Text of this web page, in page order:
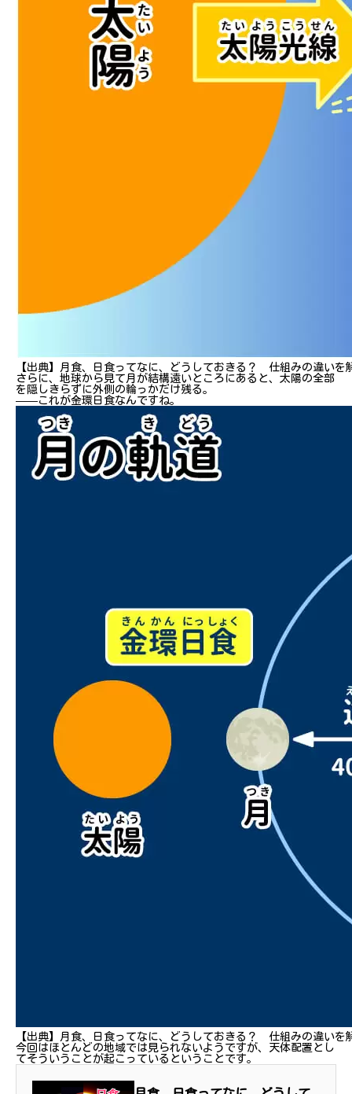
【出典】月食、日食ってなに、どうしておきる？ 仕組みの違いを
さらに、地球から見て月が結構遠いところにあると、太陽の全部
を隠しきらずに外側の輪っかだけ残る。
——これが金環日食なんですね。
【出典】月食、日食ってなに、どうしておきる？ 仕組みの違いを
今回はほとんどの地域では見られないようですが、天体配置とし
てそういうことが起こっているということです。